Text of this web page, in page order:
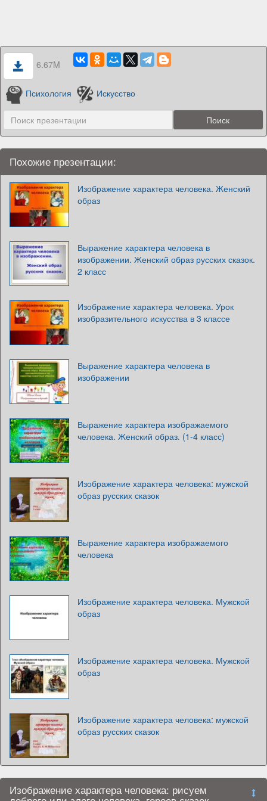
6.67M
Психология Искусство
Похожие презентации:
Изображение характера человека. Женский
образ
Выражение характера человека в
изображении. Женский образ русских сказок.
2 класс
Изображение характера человека. Урок
изобразительного искусства в 3 классе
Выражение характера человека в
изображении
Выражение характера изображаемого
человека. Женский образ. (1-4 класс)
Изображение характера человека: мужской
образ русских сказок
Выражение характера изображаемого
человека
Изображение характера человека. Мужской
образ
Изображение характера человека. Мужской
образ
Изображение характера человека: мужской
образ русских сказок
Изображение характера человека: рисуем